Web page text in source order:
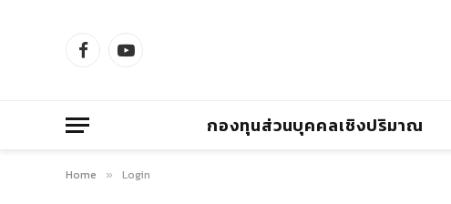
FacebookYouTube
กองทุนส่วนบุคคลเชิงปริมาณ
Home » Login